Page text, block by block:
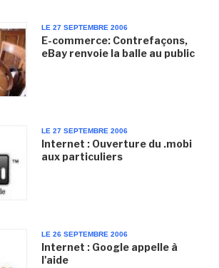
LE 27 SEPTEMBRE 2006
E-commerce: Contrefaçons,
eBay renvoie la balle au public
LE 27 SEPTEMBRE 2006
Internet : Ouverture du .mobi
aux particuliers
LE 26 SEPTEMBRE 2006
Internet : Google appelle à
l'aide